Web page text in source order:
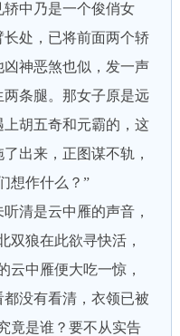
中乃是一个俊俏女
处，已将前面两个轿
神恶煞也似，发一声
条腿。那女子原是远
胡五奇和元霸的，这
出来，正图谋不轨，
想作什么？”
清是云中雁的声音，
双狼在此欲寻快活，
云中雁便大吃一惊，
没有看清，衣领已被
竟是谁？要不从实告